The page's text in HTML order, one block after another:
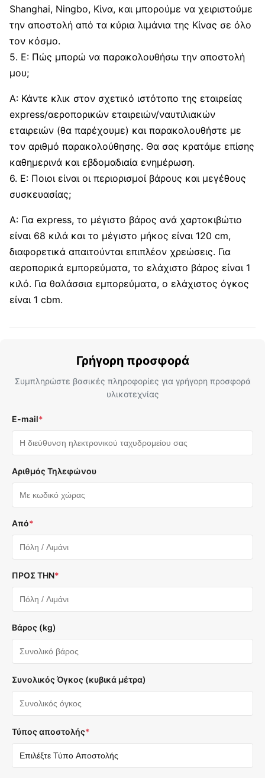
Shanghai, Ningbo, Κίνα, και μπορούμε να χειριστούμε
την αποστολή από τα κύρια λιμάνια της Κίνας σε όλο
τον κόσμο.
5. Ε: Πώς μπορώ να παρακολουθήσω την αποστολή
μου;
A: Κάντε κλικ στον σχετικό ιστότοπο της εταιρείας
express/αεροπορικών εταιρειών/ναυτιλιακών
εταιρειών (θα παρέχουμε) και παρακολουθήστε με
τον αριθμό παρακολούθησης. Θα σας κρατάμε επίσης
καθημερινά και εβδομαδιαία ενημέρωση.
6. Ε: Ποιοι είναι οι περιορισμοί βάρους και μεγέθους
συσκευασίας;
A: Για express, το μέγιστο βάρος ανά χαρτοκιβώτιο
είναι 68 κιλά και το μέγιστο μήκος είναι 120 cm,
διαφορετικά απαιτούνται επιπλέον χρεώσεις. Για
αεροπορικά εμπορεύματα, το ελάχιστο βάρος είναι 1
κιλό. Για θαλάσσια εμπορεύματα, ο ελάχιστος όγκος
είναι 1 cbm.
Γρήγορη προσφορά
Συμπληρώστε βασικές πληροφορίες για γρήγορη προσφορά
υλικοτεχνίας
E-mail*
Αριθμός Τηλεφώνου
Από*
ΠΡΟΣ ΤΗΝ*
Βάρος (kg)
Συνολικός Όγκος (κυβικά μέτρα)
Τύπος αποστολής*